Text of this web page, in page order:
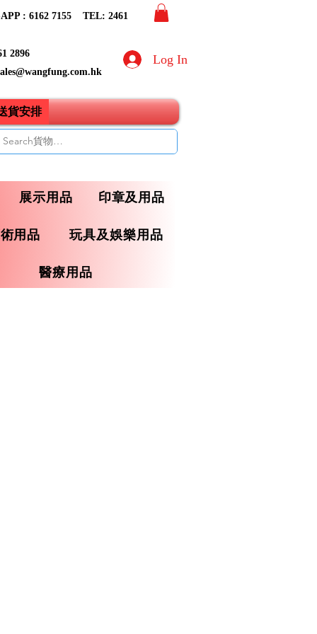
: 6162 7155​ TEL: 2461
2896
Log In
貨安排
展示用品 印章及用品
用品 玩具及娛樂用品
醫療用品